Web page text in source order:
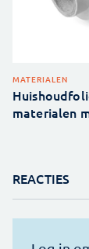
MATERIALEN
materialen
REACTIES